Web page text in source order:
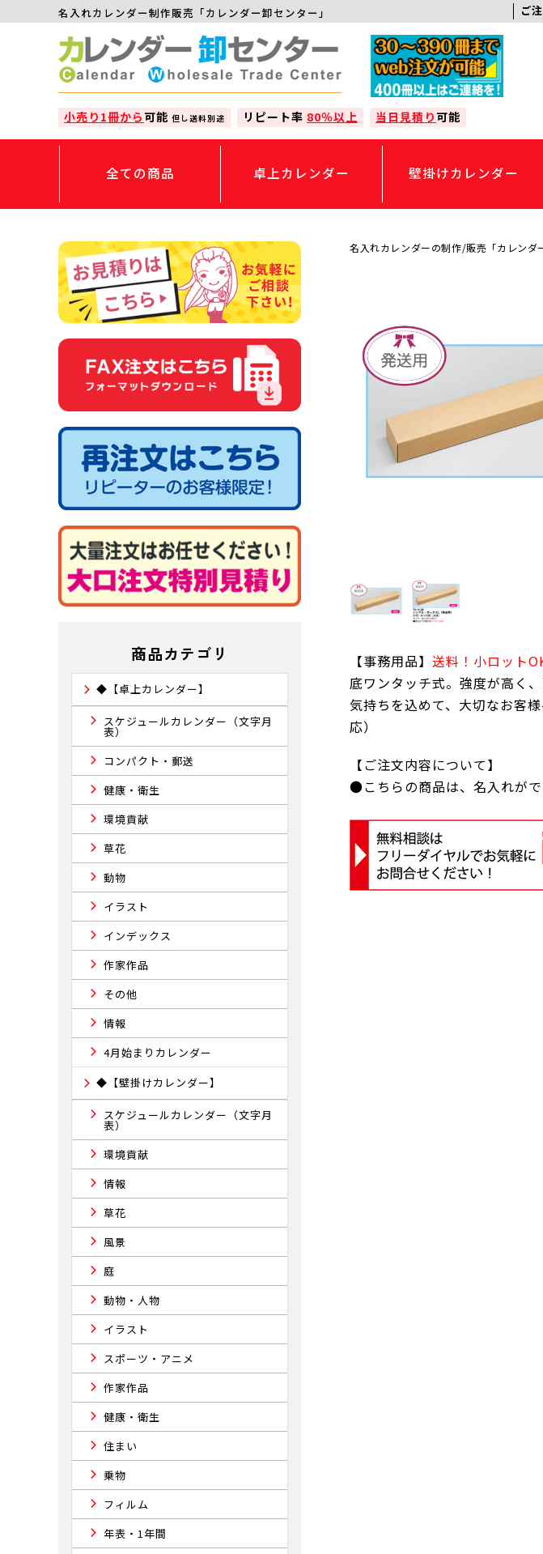
名入れカレンダー制作販売「カレンダー卸センター」 ご
小売り1冊から可能 但し送料別途 リピート率 80％以上 当日見積り可能
全ての商品 卓上カレンダー 壁掛けカレンダー
名入れカレンダーの制作/販売「カレンダ
【事務用品】 送料！小ロット
底ワンタッチ式。強度が高く
気持ちを込めて、大切なお客
応）
【ご注文内容について】
●こちらの商品は、名入れがで
商品カテゴリ
◆【卓上カレンダー】
スケジュールカレンダー（文字月
表）
コンパクト・郵送
健康・衛生
環境貢献
草花
動物
イラスト
インデックス
作家作品
その他
情報
4月始まりカレンダー
◆【壁掛けカレンダー】
スケジュールカレンダー（文字月
表）
環境貢献
情報
草花
風景
庭
動物・人物
イラスト
スポーツ・アニメ
作家作品
健康・衛生
住まい
乗物
フィルム
年表・1年間